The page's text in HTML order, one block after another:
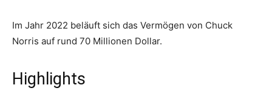
Im Jahr 2022 beläuft sich das Vermögen von Chuck
Norris auf rund 70 Millionen Dollar.
Highlights